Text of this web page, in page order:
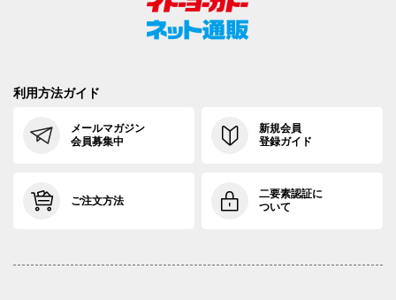
利用方法ガイド
メールマガジン
会員募集中
新規会員
登録ガイド
ご注文方法
二要素認証に
ついて